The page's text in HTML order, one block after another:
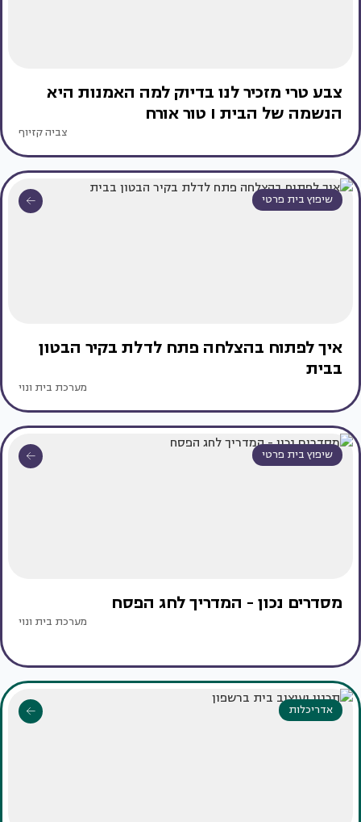
צבע טרי מזכיר לנו בדיוק למה האמנות היא
הנשמה של הבית I טור אורח
צביה קזיוף
שיפוץ בית פרטי
איך לפתוח בהצלחה פתח לדלת בקיר הבטון
בבית
מערכת בית ונוי
שיפוץ בית פרטי
מסדרים נכון - המדריך לחג הפסח
מערכת בית ונוי
אדריכלות